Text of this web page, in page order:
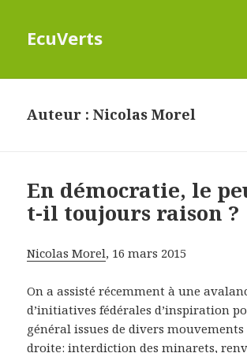
EcuVerts
Auteur :Nicolas Morel
En démocratie, le
t-il toujours raison ?
Nicolas Morel, 16 mars 2015
On a assisté récemment à une
d’initiatives fédérales d’inspiration
général issues de divers mouvements
droite: interdiction des minarets,